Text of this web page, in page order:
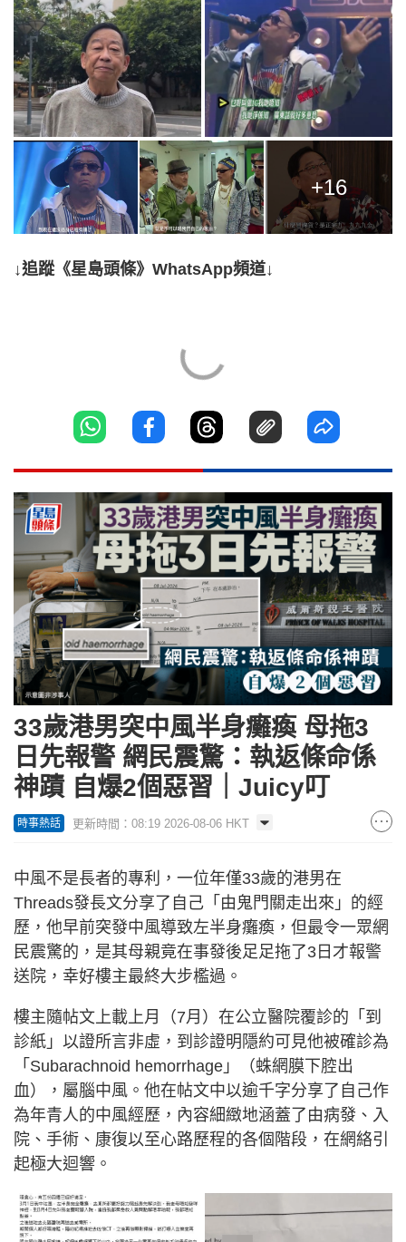
+16
↓追蹤《星島頭條》WhatsApp頻道↓
33歲港男突中風半身癱瘓 母拖3
日先報警 網民震驚：執返條命係
神蹟 自爆2個惡習｜Juicy叮
時事熱話 更新時間：08:19 2026-08-06 HKT
中風不是長者的專利，一位年僅33歲的港男在
Threads發長文分享了自己「由鬼門關走出來」的經
歷，他早前突發中風導致左半身癱瘓，但最令一眾網
民震驚的，是其母親竟在事發後足足拖了3日才報警
送院，幸好樓主最終大步檻過。
樓主隨帖文上載上月（7月）在公立醫院覆診的「到
診紙」以證所言非虛，到診證明隱約可見他被確診為
「Subarachnoid hemorrhage」（蛛網膜下腔出
血），屬腦中風。他在帖文中以逾千字分享了自己作
為年青人的中風經歷，內容細緻地涵蓋了由病發、入
院、手術、康復以至心路歷程的各個階段，在網絡引
起極大迴響。